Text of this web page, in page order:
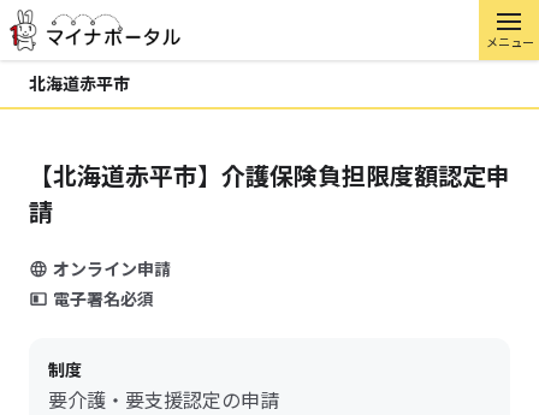
メニュー
北海道赤平市
【北海道赤平市】介護保険負担限度額認定申
請
オンライン申請
電子署名必須
制度
要介護・要支援認定の申請